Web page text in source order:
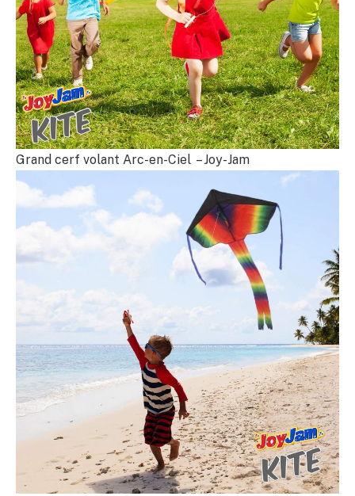
Grand cerf volant Arc-en-Ciel – Joy-Jam